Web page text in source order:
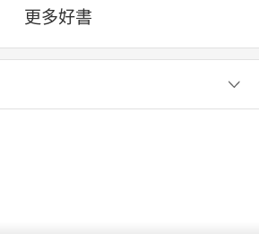
文 林俊宏 出版社：天下文化出版社
出版日期：2026-02-02 00:00:00 特
別收錄２篇彩蛋加碼
更多好書